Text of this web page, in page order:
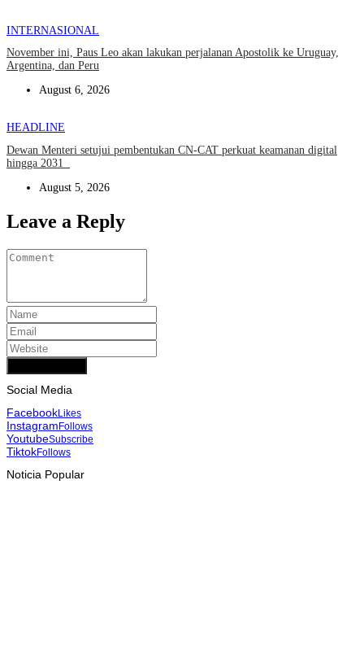
INTERNASIONAL
November ini, Paus Leo akan lakukan perjalanan Apostolik ke Uruguay,
Argentina, dan Peru
August 6, 2026
HEADLINE
Dewan Menteri setujui pembentukan CN-CAT perkuat keamanan digital
hingga 2031
August 5, 2026
Leave a Reply
Social Media
FacebookLikes
InstagramFollows
YoutubeSubscribe
TiktokFollows
Noticia Popular